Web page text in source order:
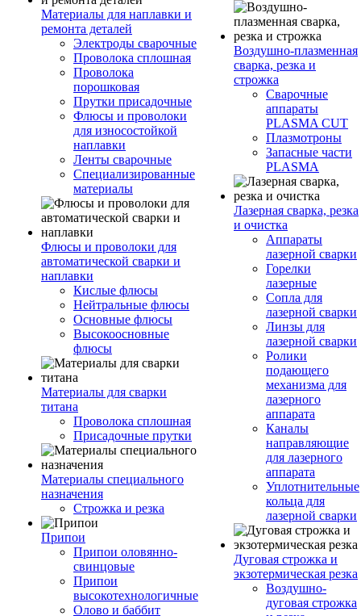
Материалы для наплавки и
ремонта деталей
Электроды сварочные
Проволока сплошная
Проволока
порошковая
Прутки присадочные
Флюсы и проволоки
для износостойкой
наплавки
Ленты сварочные
Специализированные
материалы
Флюсы и проволоки для
автоматической сварки и
наплавки
Кислые флюсы
Нейтральные флюсы
Основные флюсы
Высокоосновные
флюсы
Материалы для сварки
титана
Проволока сплошная
Присадочные прутки
Материалы специального
назначения
Строжка и резка
Припои
Припои оловянно-
свинцовые
Припои
высокотехнологичные
Олово и баббит
Воздушно-плазменная
сварка, резка и
строжка
Сварочные
аппараты
PLASMA CUT
Плазмотроны
Запасные части
PLASMA
Лазерная сварка, резка
и очистка
Аппараты
лазерной сварки
Горелки
лазерные
Сопла для
лазерной сварки
Линзы для
лазерной сварки
Ролики
подающего
механизма для
лазерного
аппарата
Каналы
направляющие
для лазерного
аппарата
Уплотнительные
кольца для
лазерной сварки
Дуговая строжка и
экзотермическая резка
Воздушно-
дуговая строжка